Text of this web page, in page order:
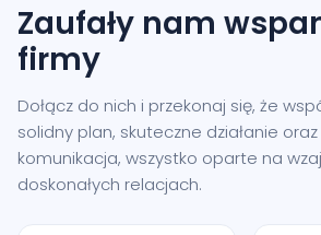
Zaufały nam
firmy
Dołącz do nich i przekonaj się, że
solidny plan, skuteczne działanie
komunikacja, wszystko oparte na
doskonałych relacjach.